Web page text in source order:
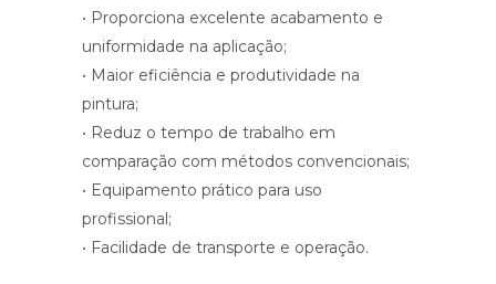
• Proporciona excelente acabamento e
uniformidade na aplicação;
• Maior eficiência e produtividade na
pintura;
• Reduz o tempo de trabalho em
comparação com métodos convencionais;
• Equipamento prático para uso
profissional;
• Facilidade de transporte e operação.